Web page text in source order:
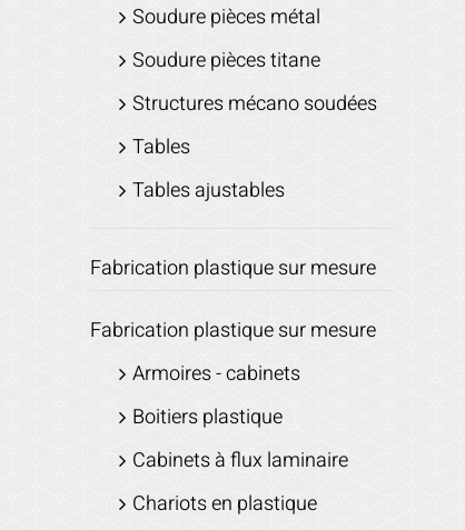
Soudure pièces métal
Soudure pièces titane
Structures mécano soudées
Tables
Tables ajustables
Fabrication plastique sur mesure
Fabrication plastique sur mesure
Armoires - cabinets
Boitiers plastique
Cabinets à flux laminaire
Chariots en plastique